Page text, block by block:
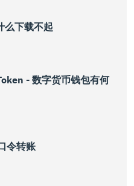
么下载不起
- 数字货币钱包有何
令转账